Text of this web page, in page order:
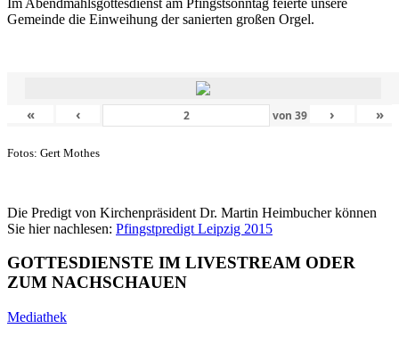
Gemeinde die Einweihung der sanierten großen Orgel.
« ‹ von39 › »
Fotos: Gert Mothes
Die Predigt von Kirchenpräsident Dr. Martin Heimbucher können
Sie hier nachlesen: Pfingstpredigt Leipzig 2015
GOTTESDIENSTE IM LIVESTREAM ODER
ZUM NACHSCHAUEN
Mediathek